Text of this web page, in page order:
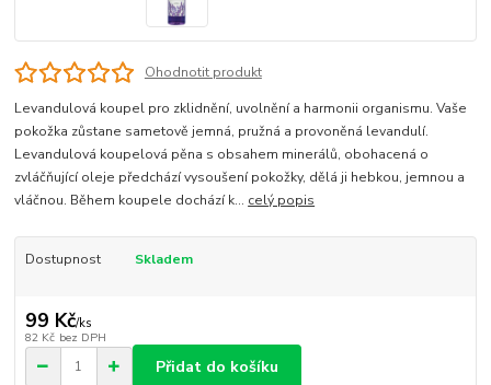
Ohodnotit produkt
Levandulová koupel pro zklidnění, uvolnění a harmonii organismu. Vaše
pokožka zůstane sametově jemná, pružná a provoněná levandulí.
Levandulová koupelová pěna s obsahem minerálů, obohacená o
zvláčňující oleje předchází vysoušení pokožky, dělá ji hebkou, jemnou a
vláčnou. Během koupele dochází k... celý popis
Dostupnost Skladem
99 Kč/ks
82 Kč bez DPH
Přidat do košíku